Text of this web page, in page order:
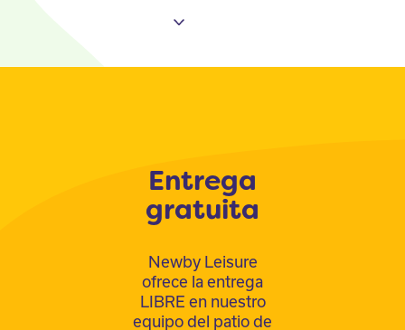
Entrega
gratuita
Newby Leisure
ofrece la entrega
LIBRE en nuestro
equipo del patio de